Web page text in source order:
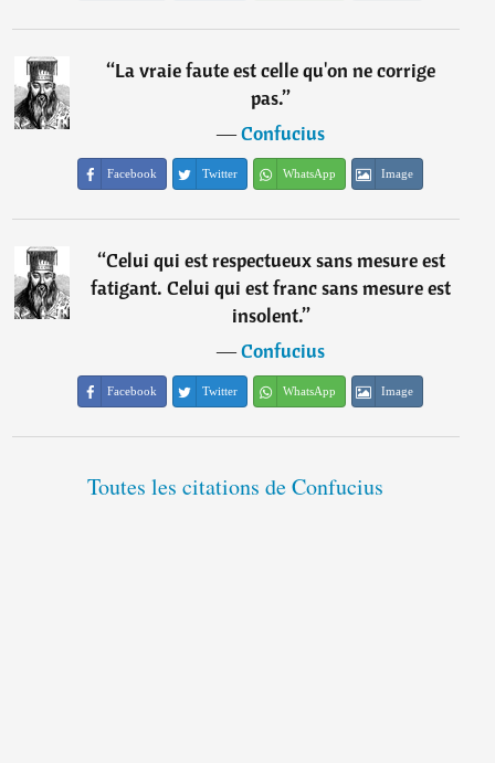
“La vraie faute est celle qu'on ne corrige
pas.”
―Confucius
Facebook Twitter WhatsApp Image
“Celui qui est respectueux sans mesure est
fatigant. Celui qui est franc sans mesure est
insolent.”
―Confucius
Facebook Twitter WhatsApp Image
Toutes les citations de Confucius